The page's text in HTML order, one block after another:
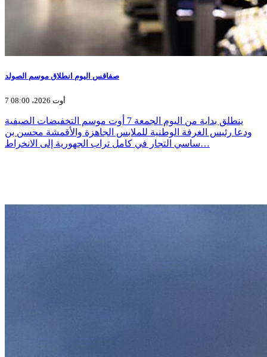
صفاقس اليوم انطلاق موسم الصولد
7 أوت 2026، 08:00
ينطلق بداية من اليوم الجمعة 7 أوت موسم التخفيضات الصيفية
ودعا رئيس الغرفة الوطنية للملابس الجاهزة والأقمشة محسن بن
ساسي التجار في كامل تراب الجهورية إلى الانخراط…